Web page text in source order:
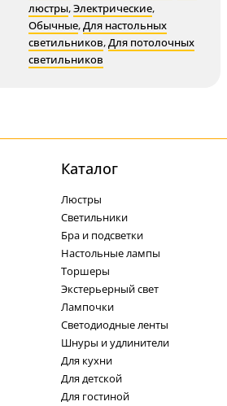
люстры,Электрические,
Обычные,Для настольных
светильников,Для потолочных
светильников
Каталог
Люстры
Светильники
Бра и подсветки
Настольные лампы
Торшеры
Экстерьерный свет
Лампочки
Светодиодные ленты
Шнуры и удлинители
Для кухни
Для детской
Для гостиной